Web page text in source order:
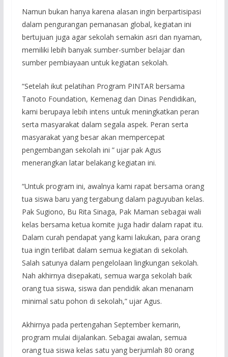
Namun bukan hanya karena alasan ingin berpartisipasi
dalam pengurangan pemanasan global, kegiatan ini
bertujuan juga agar sekolah semakin asri dan nyaman,
memiliki lebih banyak sumber-sumber belajar dan
sumber pembiayaan untuk kegiatan sekolah.
“Setelah ikut pelatihan Program PINTAR bersama
Tanoto Foundation, Kemenag dan Dinas Pendidikan,
kami berupaya lebih intens untuk meningkatkan peran
serta masyarakat dalam segala aspek. Peran serta
masyarakat yang besar akan mempercepat
pengembangan sekolah ini ” ujar pak Agus
menerangkan latar belakang kegiatan ini.
“Untuk program ini, awalnya kami rapat bersama orang
tua siswa baru yang tergabung dalam paguyuban kelas.
Pak Sugiono, Bu Rita Sinaga, Pak Maman sebagai wali
kelas bersama ketua komite juga hadir dalam rapat itu.
Dalam curah pendapat yang kami lakukan, para orang
tua ingin terlibat dalam semua kegiatan di sekolah.
Salah satunya dalam pengelolaan lingkungan sekolah.
Nah akhirnya disepakati, semua warga sekolah baik
orang tua siswa, siswa dan pendidik akan menanam
minimal satu pohon di sekolah,” ujar Agus.
Akhirnya pada pertengahan September kemarin,
program mulai dijalankan. Sebagai awalan, semua
orang tua siswa kelas satu yang berjumlah 80 orang